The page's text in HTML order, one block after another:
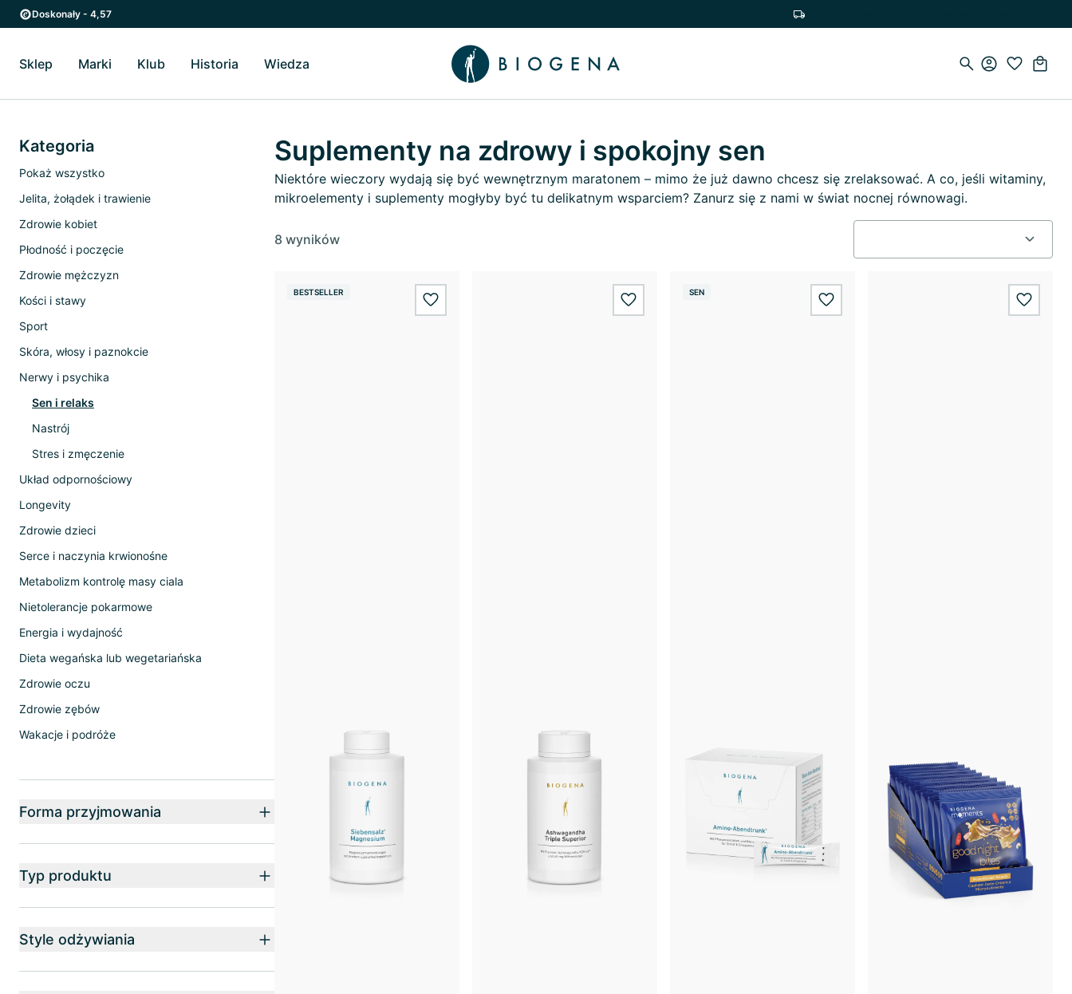
Przejdź do strony głównej
Przejdź do głównego menu
Doskonały - 4,57
Sklep Przełącz Sklep podmenu
Marki Przełącz Marki podmenu
Klub Historia Przełącz Historia podmenu
Wiedza
Suplementy na zdrowy i spokojny sen
Niektóre wieczory wydają się być wewnętrznym maratonem – mimo że już dawno chcesz się zrelaksować. A co, jeśli witaminy,
mikroelementy i suplementy mogłyby być tu delikatnym wsparciem? Zanurz się z nami w świat nocnej równowagi.
8 wyników
BESTSELLER
wishlist.add wishlist.add
SEN
wishlist.add
Kategoria
Pokaż wszystko
Jelita, żołądek i trawienie
Zdrowie kobiet
Płodność i poczęcie
Zdrowie mężczyzn
Kości i stawy
Sport
Skóra, włosy i paznokcie
Nerwy i psychika
Sen i relaks
Nastrój
Stres i zmęczenie
Układ odpornościowy
Longevity
Zdrowie dzieci
Serce i naczynia krwionośne
Metabolizm kontrolę masy ciala
Nietolerancje pokarmowe
Energia i wydajność
Dieta wegańska lub wegetariańska
Zdrowie oczu
Zdrowie zębów
Wakacje i podróże
Forma przyjmowania
Typ produktu
Style odżywiania